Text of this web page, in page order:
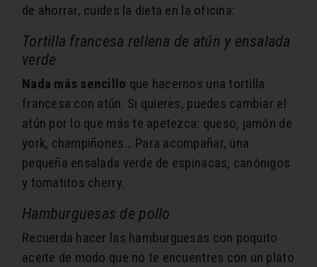
de ahorrar, cuides la dieta en la oficina:
Tortilla francesa rellena de atún y ensalada
verde
Nada más sencillo que hacernos una tortilla
francesa con atún. Si quieres, puedes cambiar el
atún por lo que más te apetezca: queso, jamón de
york, champiñones… Para acompañar, una
pequeña ensalada verde de espinacas, canónigos
y tomatitos cherry.
Hamburguesas de pollo
Recuerda hacer las hamburguesas con poquito
aceite de modo que no te encuentres con un plato